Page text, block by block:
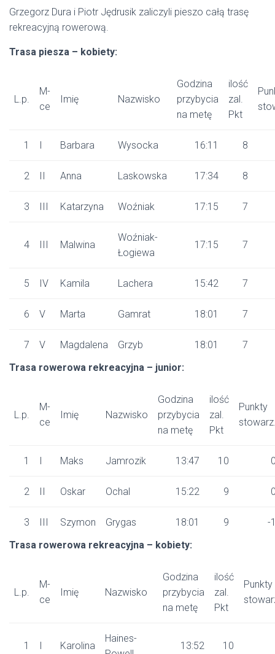
Grzegorz Dura i Piotr Jędrusik zaliczyli pieszo całą trasę
rekreacyjną rowerową.
Trasa piesza – kobiety:
L.p.
M-
ce
Imię Nazwisko
Godzina
przybycia
na metę
ilość
zal.
Pkt
1 I Barbara Wysocka 16:11 8
2 II Anna Laskowska 17:34 8
3 III Katarzyna Woźniak 17:15 7
4 III Malwina
Woźniak-
Łogiewa
17:15 7
5 IV Kamila Lachera 15:42 7
6 V Marta Gamrat 18:01 7
7 V Magdalena Grzyb 18:01
7
Trasa rowerowa rekreacyjna – junior:
L.p.
M-
ce
Imię Nazwisko
Godzina
przybycia
na metę
ilość
zal.
Pkt
Punkty
1 I Maks Jamrozik 13:47 10
2 II Oskar Ochal 15:22 9
3 III Szymon Grygas 18:01 9
-
Trasa rowerowa rekreacyjna – kobiety:
L.p.
M-
ce
Imię Nazwisko
Godzina
przybycia
na metę
ilość
zal.
Pkt
Punkty
1 I Karolina
Haines-
13:52 10